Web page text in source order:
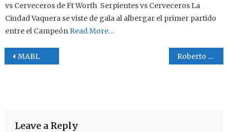
vs Cerveceros de Ft Worth Serpientes vs Cerveceros La
Ciudad Vaquera se viste de gala al albergar el primer partido
entre el Campeón Read More…
Post navigation
MABL Roberto Montelongo
Leave a Reply